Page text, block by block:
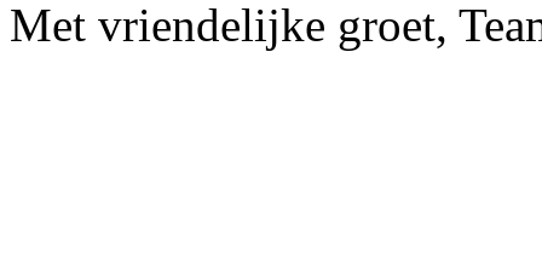
Met vriendelijke groet,